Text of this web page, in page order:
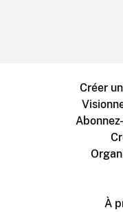
Créer
À